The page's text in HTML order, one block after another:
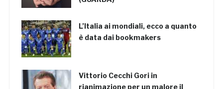
L’Italia ai mondiali, ecco a quanto
è data dai bookmakers
Vittorio Cecchi Gori in
rianimazione per un malore il